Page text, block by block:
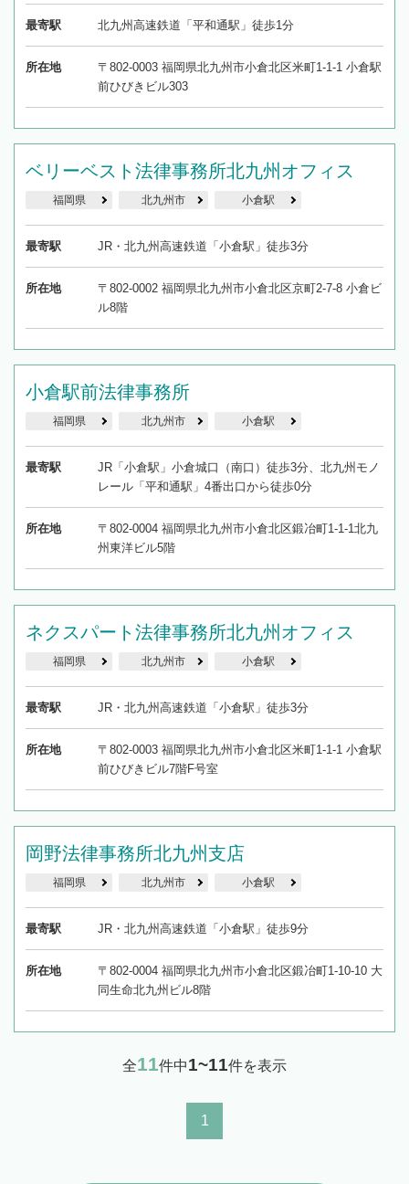
最寄駅 北九州高速鉄道「平和通駅」徒歩1分
所在地
〒802-0003 福岡県北九州市小倉北区米町1-1-1 小倉駅
前ひびきビル303
ベリーベスト法律事務所北九州オフィス
福岡県 北九州市 小倉駅
最寄駅 JR・北九州高速鉄道「小倉駅」徒歩3分
所在地
〒802-0002 福岡県北九州市小倉北区京町2-7-8 小倉ビ
ル8階
小倉駅前法律事務所
福岡県 北九州市 小倉駅
最寄駅
JR「小倉駅」小倉城口（南口）徒歩3分、北九州モノ
レール「平和通駅」4番出口から徒歩0分
所在地
〒802-0004 福岡県北九州市小倉北区鍛冶町1-1-1北九
州東洋ビル5階
ネクスパート法律事務所北九州オフィス
福岡県 北九州市 小倉駅
最寄駅 JR・北九州高速鉄道「小倉駅」徒歩3分
所在地
〒802-0003 福岡県北九州市小倉北区米町1-1-1 小倉駅
前ひびきビル7階F号室
岡野法律事務所北九州支店
福岡県 北九州市 小倉駅
最寄駅 JR・北九州高速鉄道「小倉駅」徒歩9分
所在地
〒802-0004 福岡県北九州市小倉北区鍛冶町1-10-10 大
同生命北九州ビル8階
全11件中1~11件を表示
1